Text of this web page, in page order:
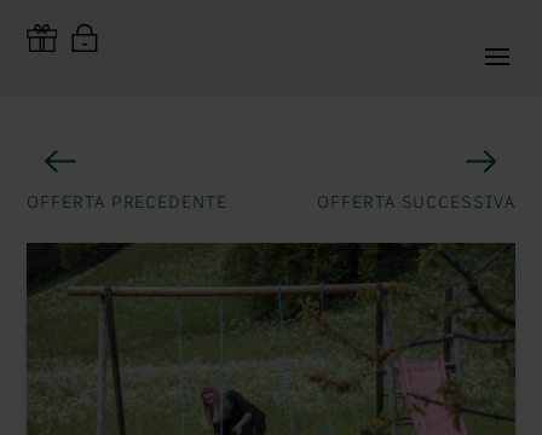
OFFERTA PRECEDENTE OFFERTA SUCCESSIVA